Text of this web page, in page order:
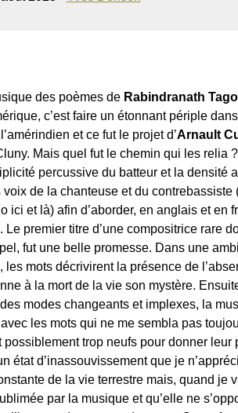
des poèmes de Rabindranath
c’est faire un étonnant périple
et ce fut le projet d’Arnault
Mais quel fut le chemin qui les relia
percussive du batteur et la densité
voix de la chanteuse et du contrebassiste
ici et là) afin d’aborder, en anglais et en
Le premier titre d’une compositrice rare
fut une belle promesse. Dans une
les mots décrivirent la présence de
à la mort de la vie son mystère.
modes changeants et implexes, la
les mots qui ne me sembla pas
possiblement trop neufs pour donner leur
état d’inassouvissement que je
de la vie terrestre mais, quand je
par la musique et qu’elle ne